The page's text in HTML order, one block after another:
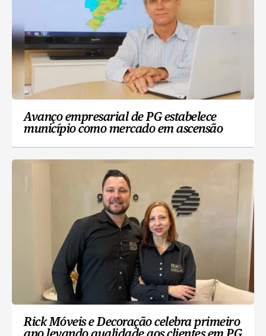
Avanço empresarial de PG estabelece
município como mercado em ascensão
Rick Móveis e Decoração celebra primeiro